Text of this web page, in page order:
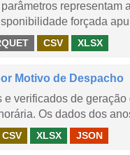
representam
forçada
CSV XLSX
Motivo de Despacho
e verificados de
Os dados dos
CSV XLSX JSON